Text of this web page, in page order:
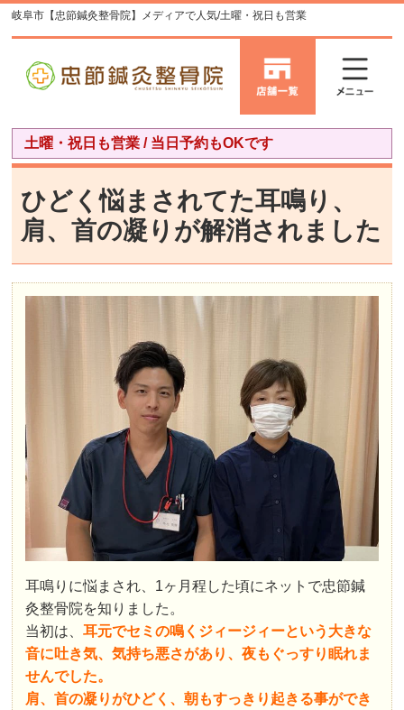
岐阜市【忠節鍼灸整骨院】メディアで人気/土曜・祝日も営業
土曜・祝日も営業 / 当日予約もOKです
ひどく悩まされてた耳鳴り、
肩、首の凝りが解消されました
耳鳴りに悩まされ、1ヶ月程した頃にネットで忠節鍼
灸整骨院を知りました。
当初は、耳元でセミの鳴くジィージィーという大きな
音に吐き気、気持ち悪さがあり、夜もぐっすり眠れま
せんでした。
肩、首の凝りがひどく、朝もすっきり起きる事ができ